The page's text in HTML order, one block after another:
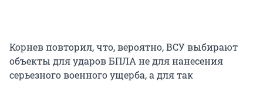
Корнев повторил, что, вероятно, ВСУ выбирают
объекты для ударов БПЛА не для нанесения
серьезного военного ущерба, а для так